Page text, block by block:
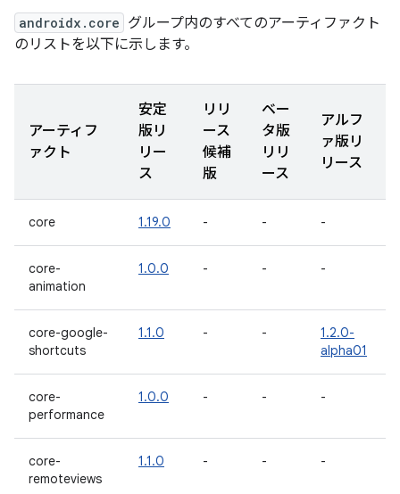
androidx.core グループ内のすべてのアーティファクト
のリストを以下に示します。
アーティフ
ァクト
安定
版リ
リー
ス
リリ
ース
候補
版
ベー
タ版
リリ
ース
アルフ
ァ版リ
リース
core 1.19.0 - - -
core-
animation
1.0.0 - - -
core-google-
shortcuts
1.1.0 - -
1.2.0-
alpha01
core-
performance
1.0.0 - - -
core-
remoteviews
1.1.0 - - -